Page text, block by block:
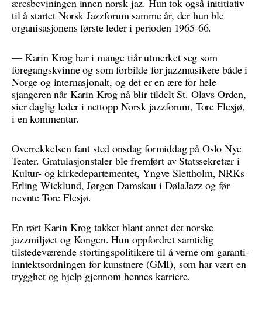
æresbeviningen innen norsk jaz. Hun tok også inititiativ
til å startet Norsk Jazzforum samme år, der hun ble
organisasjonens første leder i perioden 1965-66.
— Karin Krog har i mange tiår utmerket seg som
foregangskvinne og som forbilde for jazzmusikere både i
Norge og internasjonalt, og det er en ære for hele
sjangeren når Karin Krog nå blir tildelt St. Olavs Orden,
sier daglig leder i nettopp Norsk jazzforum, Tore Flesjø,
i en kommentar.
Overrekkelsen fant sted onsdag formiddag på Oslo Nye
Teater. Gratulasjonstaler ble fremført av Statssekretær i
Kultur- og kirkedepartementet, Yngve Slettholm, NRKs
Erling Wicklund, Jørgen Damskau i DølaJazz og før
nevnte Tore Flesjø.
En rørt Karin Krog takket blant annet det norske
jazzmiljøet og Kongen. Hun oppfordret samtidig
tilstedeværende stortingspolitikere til å verne om garanti-
inntektsordningen for kunstnere (GMI), som har vært en
trygghet og hjelp gjennom hennes karriere.